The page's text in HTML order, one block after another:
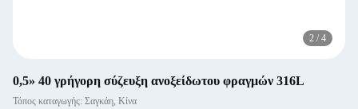
2 / 4
0,5» 40 γρήγορη σύζευξη ανοξείδωτου φραγμών 316L
Τόπος καταγωγής: Σαγκάη, Κίνα